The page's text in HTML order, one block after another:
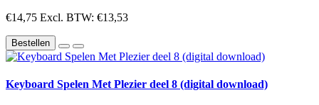
€14,75 Excl. BTW: €13,53
Bestellen
Keyboard Spelen Met Plezier deel 8 (digital download)